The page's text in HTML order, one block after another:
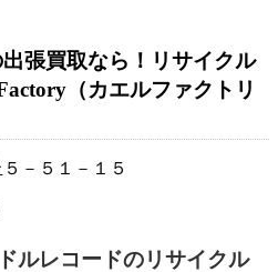
張買取なら！リサイクル
（カエルファクトリ
－５１－１５
ルレコードのリサイクル